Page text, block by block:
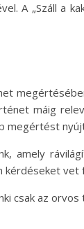
A „Száll a
máig
megértést
amely
kérdéseket
csak az